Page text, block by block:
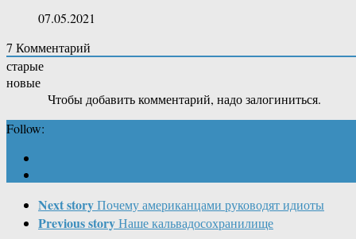
07.05.2021
7 Комментарий
старые
новые
Чтобы добавить комментарий, надо залогиниться.
Follow:
Next storyПочему американцами руководят идиоты
Previous storyНаше кальвадосохранилище